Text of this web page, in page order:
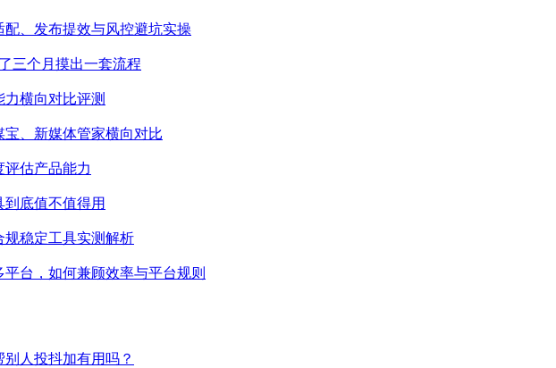
、发布提效与风控避坑实操
三个月摸出一套流程
横向对比评测
、新媒体管家横向对比
评估产品能力
底值不值得用
规稳定工具实测解析
台，如何兼顾效率与平台规则
人投抖加有用吗？